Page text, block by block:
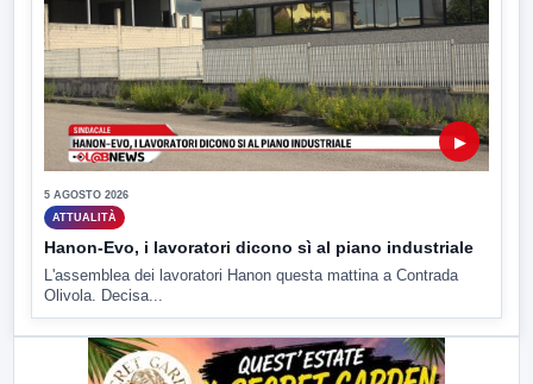
▶
5 AGOSTO 2026
ATTUALITÀ
Hanon-Evo, i lavoratori dicono sì al piano industriale
L'assemblea dei lavoratori Hanon questa mattina a Contrada
Olivola. Decisa...